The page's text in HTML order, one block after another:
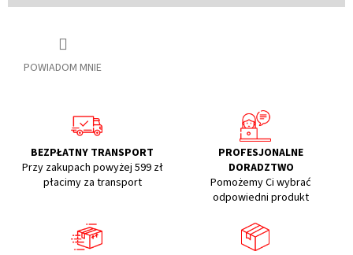
POWIADOM MNIE
BEZPŁATNY TRANSPORT
Przy zakupach powyżej 599 zł
płacimy za transport
PROFESJONALNE
DORADZTWO
Pomożemy Ci wybrać
odpowiedni produkt